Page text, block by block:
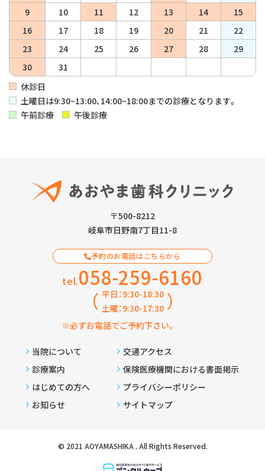
9
10 11 12 13 14
15
16
17 18 19 20 21
22
23
24 25 26 27 28
29
30
31
休診日
土曜日は9:30~13:00､14:00~18:00までの診療となります。
午前診療
午後診療
〒500-8212
岐阜市日野南7丁目11-8
予約のお電話はこちらから
tel.058-259-6160
（ 平日：9:30-18:30
土曜：9:30-17:30 ）
※必ずお電話でご予約下さい。
当院について
診療案内
はじめての方へ
お知らせ
交通アクセス
保険医療機関における書面掲示
プライバシーポリシー
サイトマップ
© 2021 AOYAMASHIKA . All Rights Reserved.